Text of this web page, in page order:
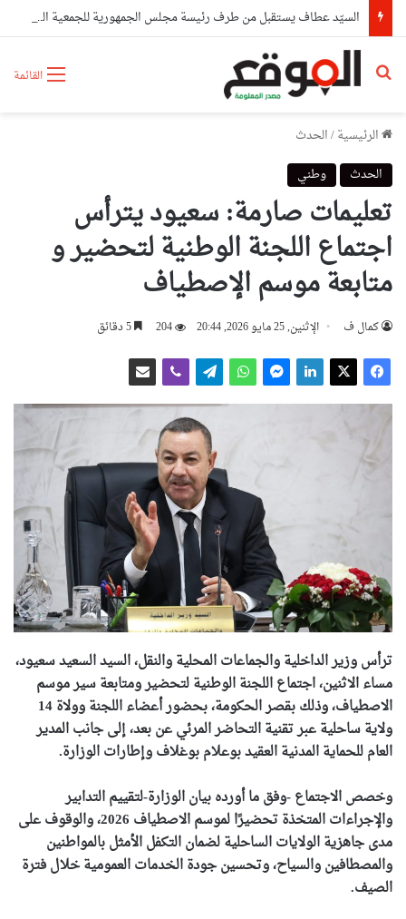
السيّد عطاف يستقبل من طرف رئيسة مجلس الجمهورية للجمعية الوطنية البيلاروسية
القائمة بحث عن
الرئيسية/الحدث
الحدث
وطني
تعليمات صارمة: سعيود يترأس
اجتماع اللجنة الوطنية لتحضير و
متابعة موسم الإصطياف
كمال ف الإثنين, 25 مايو 2026, 20:44 204
ترأس وزير الداخلية والجماعات المحلية والنقل، السيد السعيد سعيود،
مساء الاثنين، اجتماع اللجنة الوطنية لتحضير ومتابعة سير موسم
الاصطياف، وذلك بقصر الحكومة، بحضور أعضاء اللجنة وولاة 14
ولاية ساحلية عبر تقنية التحاضر المرئي عن بعد، إلى جانب المدير
العام للحماية المدنية العقيد بوعلام بوغلاف وإطارات الوزارة.
وخصص الاجتماع -وفق ما أورده بيان الوزارة-لتقييم التدابير
والإجراءات المتخذة تحضيرًا لموسم الاصطياف 2026، والوقوف على
مدى جاهزية الولايات الساحلية لضمان التكفل الأمثل بالمواطنين
والمصطافين والسياح، وتحسين جودة الخدمات العمومية خلال فترة
الصيف.